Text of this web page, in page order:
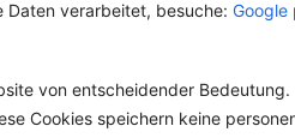
Daten verarbeitet, besuche: Google
von entscheidender Bedeutung.
Cookies speichern keine
„Wunder“-
Pflanzenart und gehört